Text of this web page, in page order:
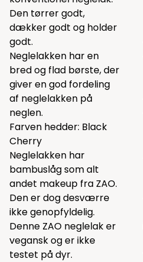
Den tørrer godt,
dækker godt og holder
godt.
Neglelakken har en
bred og flad børste, der
giver en god fordeling
af neglelakken på
neglen.
Farven hedder: Black
Cherry
Neglelakken har
bambuslåg som alt
andet makeup fra ZAO.
Den er dog desværre
ikke genopfyldelig.
Denne ZAO neglelak er
vegansk og er ikke
testet på dyr.